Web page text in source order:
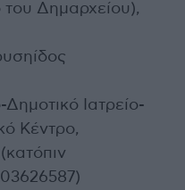
του Δημαρχείου),
Ιατρείο-
Κέντρο,